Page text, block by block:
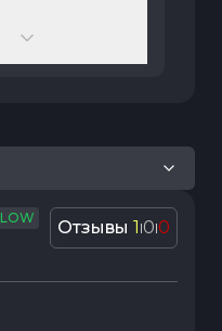
LOW Отзывы 1 |0|0